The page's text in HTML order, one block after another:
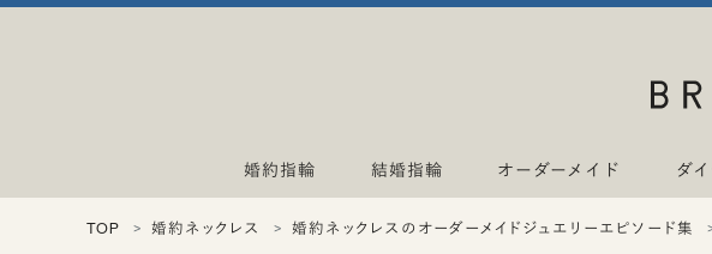
婚約指輪 結婚指輪 オーダーメイド ダ
TOP 婚約ネックレス 婚約ネックレスのオーダーメイドジュエリーエピソード集